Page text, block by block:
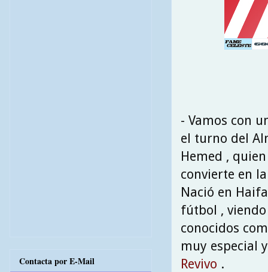
- Vamos con
el turno del
Hemed ,
convierte en
Nació en
fútbol ,
conocidos
muy especial
Revivo .
Contacta por E-Mail